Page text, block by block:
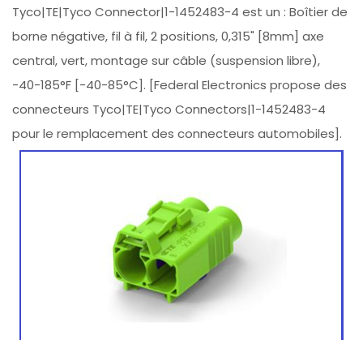
Tyco|TE|Tyco Connector|1-1452483-4 est un : Boîtier de
borne négative, fil à fil, 2 positions, 0,315" [8mm] axe
central, vert, montage sur câble (suspension libre),
-40-185°F [-40-85°C]. [Federal Electronics propose des
connecteurs Tyco|TE|Tyco Connectors|1-1452483-4
pour le remplacement des connecteurs automobiles].